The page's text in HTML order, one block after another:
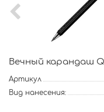
Вечный карандаш
Артикул
Вид нанесения: